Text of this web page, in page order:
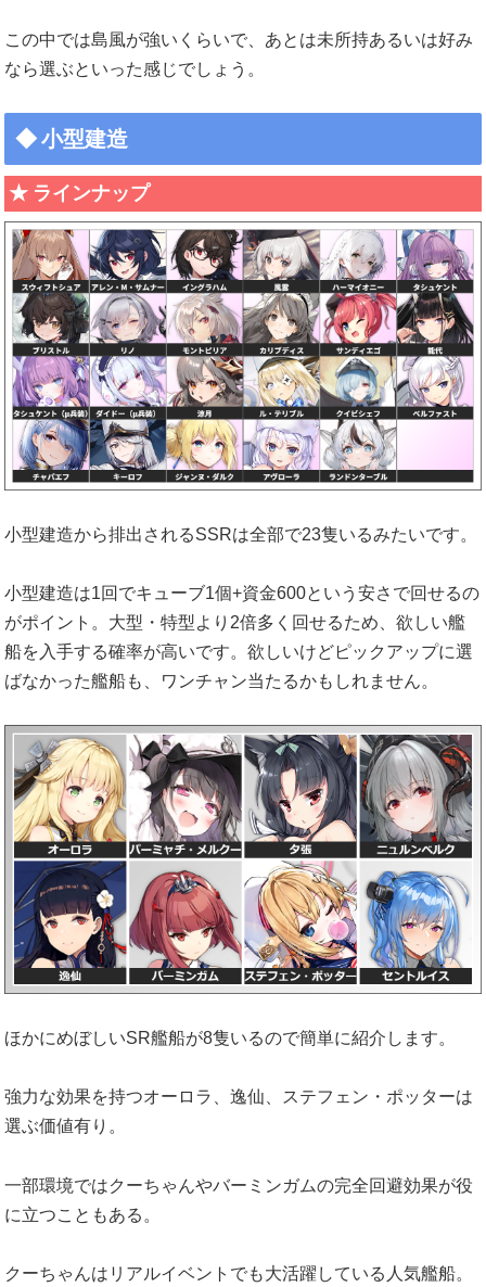
この中では島風が強いくらいで、あとは未所持あるいは好み
なら選ぶといった感じでしょう。
小型建造
ラインナップ
小型建造から排出されるSSRは全部で23隻いるみたいです。
小型建造は1回でキューブ1個+資金600という安さで回せるの
がポイント。大型・特型より2倍多く回せるため、欲しい艦
船を入手する確率が高いです。欲しいけどピックアップに選
ばなかった艦船も、ワンチャン当たるかもしれません。
ほかにめぼしいSR艦船が8隻いるので簡単に紹介します。
強力な効果を持つオーロラ、逸仙、ステフェン・ポッターは
選ぶ価値有り。
一部環境ではクーちゃんやバーミンガムの完全回避効果が役
に立つこともある。
クーちゃんはリアルイベントでも大活躍している人気艦船。